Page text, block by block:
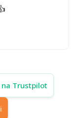
na Trustpilot